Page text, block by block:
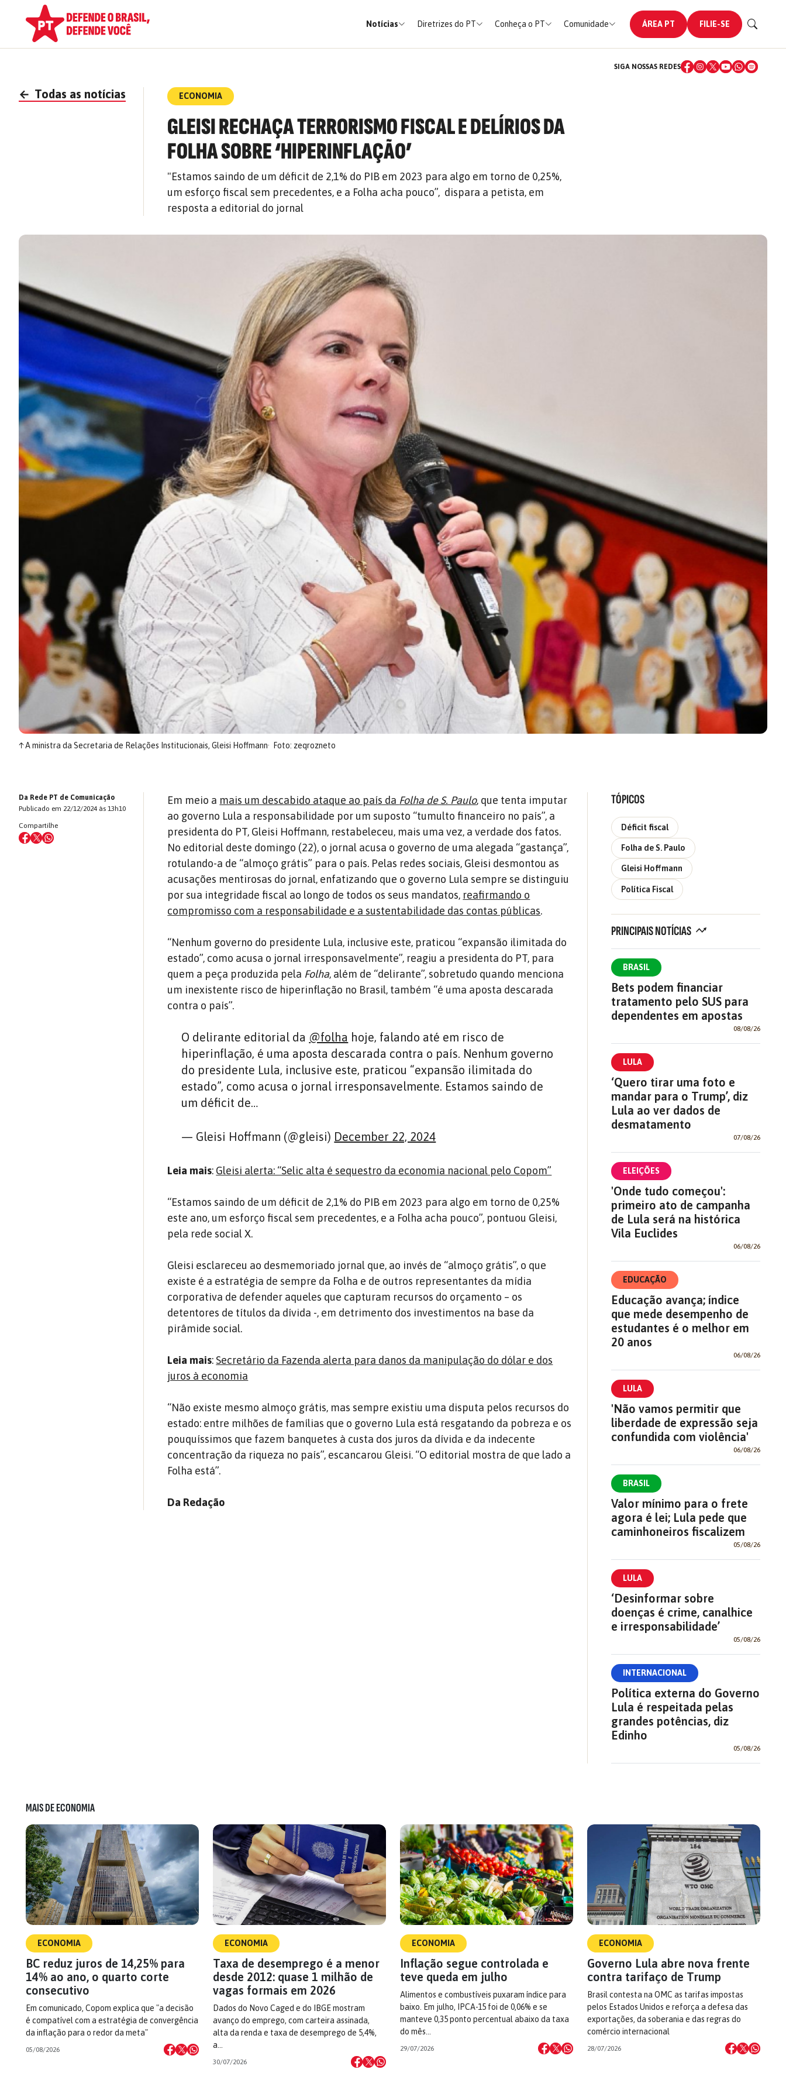
Notícias Diretrizes do PT Conheça o PT Comunidade ÁREA PT FILIE-SE
SIGA NOSSAS REDES
← Todas as notícias ECONOMIA
GLEISI RECHAÇA TERRORISMO FISCAL E DELÍRIOS DA
FOLHA SOBRE ‘HIPERINFLAÇÃO’
"Estamos saindo de um déficit de 2,1% do PIB em 2023 para algo em torno de 0,25%,
um esforço fiscal sem precedentes, e a Folha acha pouco”, dispara a petista, em
resposta a editorial do jornal
↑A ministra da Secretaria de Relações Institucionais, Gleisi Hoffmann Foto: zeqrozneto
Da Rede PT de Comunicação
Publicado em 22/12/2024 às 13h10
Compartilhe
Em meio a mais um descabido ataque ao país da Folha de S. Paulo, que tenta imputar
ao governo Lula a responsabilidade por um suposto “tumulto financeiro no país”, a
presidenta do PT, Gleisi Hoffmann, restabeleceu, mais uma vez, a verdade dos fatos.
No editorial deste domingo (22), o jornal acusa o governo de uma alegada “gastança”,
rotulando-a de “almoço grátis” para o país. Pelas redes sociais, Gleisi desmontou as
acusações mentirosas do jornal, enfatizando que o governo Lula sempre se distinguiu
por sua integridade fiscal ao longo de todos os seus mandatos, reafirmando o
compromisso com a responsabilidade e a sustentabilidade das contas públicas.
“Nenhum governo do presidente Lula, inclusive este, praticou “expansão ilimitada do
estado”, como acusa o jornal irresponsavelmente”, reagiu a presidenta do PT, para
quem a peça produzida pela Folha, além de “delirante”, sobretudo quando menciona
um inexistente risco de hiperinflação no Brasil, também “é uma aposta descarada
contra o país”.
O delirante editorial da @folha hoje, falando até em risco de
hiperinflação, é uma aposta descarada contra o país. Nenhum governo
do presidente Lula, inclusive este, praticou “expansão ilimitada do
estado”, como acusa o jornal irresponsavelmente. Estamos saindo de
um déficit de…
— Gleisi Hoffmann (@gleisi) December 22, 2024
Leia mais: Gleisi alerta: “Selic alta é sequestro da economia nacional pelo Copom”
“Estamos saindo de um déficit de 2,1% do PIB em 2023 para algo em torno de 0,25%
este ano, um esforço fiscal sem precedentes, e a Folha acha pouco”, pontuou Gleisi,
pela rede social X.
Gleisi esclareceu ao desmemoriado jornal que, ao invés de “almoço grátis”, o que
existe é a estratégia de sempre da Folha e de outros representantes da mídia
corporativa de defender aqueles que capturam recursos do orçamento – os
detentores de títulos da dívida -, em detrimento dos investimentos na base da
pirâmide social.
Leia mais: Secretário da Fazenda alerta para danos da manipulação do dólar e dos
juros à economia
“Não existe mesmo almoço grátis, mas sempre existiu uma disputa pelos recursos do
estado: entre milhões de famílias que o governo Lula está resgatando da pobreza e os
pouquíssimos que fazem banquetes à custa dos juros da dívida e da indecente
concentração da riqueza no país”, escancarou Gleisi. “O editorial mostra de que lado a
Folha está”.
Da Redação
TÓPICOS
Déficit fiscal
Folha de S. Paulo
Gleisi Hoffmann
Política Fiscal
PRINCIPAIS NOTÍCIAS
BRASIL
Bets podem financiar
tratamento pelo SUS para
dependentes em apostas
08/08/26
LULA
‘Quero tirar uma foto e
mandar para o Trump’, diz
Lula ao ver dados de
desmatamento
07/08/26
ELEIÇÕES
'Onde tudo começou':
primeiro ato de campanha
de Lula será na histórica
Vila Euclides
06/08/26
EDUCAÇÃO
Educação avança; índice
que mede desempenho de
estudantes é o melhor em
20 anos
06/08/26
LULA
'Não vamos permitir que
liberdade de expressão seja
confundida com violência'
06/08/26
BRASIL
Valor mínimo para o frete
agora é lei; Lula pede que
caminhoneiros fiscalizem
05/08/26
LULA
‘Desinformar sobre
doenças é crime, canalhice
e irresponsabilidade’
05/08/26
INTERNACIONAL
Política externa do Governo
Lula é respeitada pelas
grandes potências, diz
Edinho
05/08/26
MAIS DE ECONOMIA
ECONOMIA
BC reduz juros de 14,25% para
14% ao ano, o quarto corte
consecutivo
Em comunicado, Copom explica que "a decisão
é compatível com a estratégia de convergência
da inflação para o redor da meta"
05/08/2026
ECONOMIA
Taxa de desemprego é a menor
desde 2012: quase 1 milhão de
vagas formais em 2026
Dados do Novo Caged e do IBGE mostram
avanço do emprego, com carteira assinada,
alta da renda e taxa de desemprego de 5,4%,
a…
30/07/2026
ECONOMIA
Inflação segue controlada e
teve queda em julho
Alimentos e combustíveis puxaram índice para
baixo. Em julho, IPCA-15 foi de 0,06% e se
manteve 0,35 ponto percentual abaixo da taxa
do mês…
29/07/2026
ECONOMIA
Governo Lula abre nova frente
contra tarifaço de Trump
Brasil contesta na OMC as tarifas impostas
pelos Estados Unidos e reforça a defesa das
exportações, da soberania e das regras do
comércio internacional
28/07/2026